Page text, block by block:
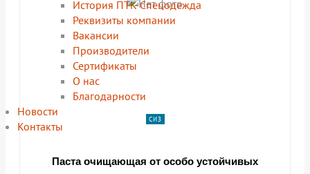
История ПТК Спецодежда
Реквизиты компании
Вакансии
Производители
Сертификаты
О нас
Благодарности
Новости
Контакты
СИЗ
Паста очищающая от особо устойчивых